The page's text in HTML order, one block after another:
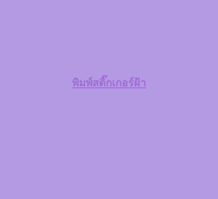
พิมพ์สติ๊กเกอร์ฝ้า